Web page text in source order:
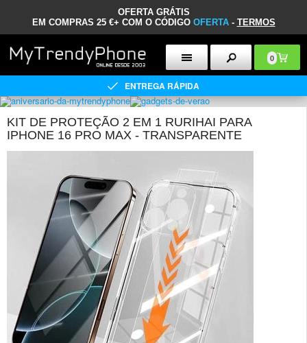
OFERTA GRÁTIS
EM COMPRAS 25 €+ COM O CÓDIGO OFERTA- TERMOS
0
ENTREGA RÁPIDA
KIT DE PROTEÇÃO 2 EM 1 RURIHAI PARA
IPHONE 16 PRO MAX - TRANSPARENTE